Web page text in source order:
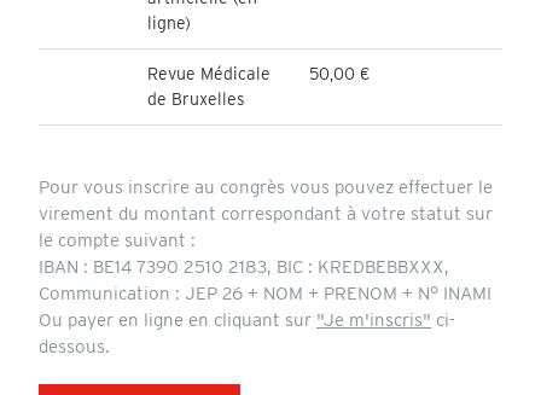
ligne)
Revue Médicale
de Bruxelles
50,00 €
Pour vous inscrire au congrès vous pouvez effectuer le
virement du montant correspondant à votre statut sur
le compte suivant :
IBAN : BE14 7390 2510 2183, BIC : KREDBEBBXXX,
Communication : JEP 26 + NOM + PRENOM + N° INAMI
Ou payer en ligne en cliquant sur "Je m'inscris" ci-
dessous.